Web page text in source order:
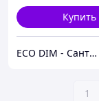
Купить
ECO DIM - Сантехника, электро теплый пол и товары для дома
1